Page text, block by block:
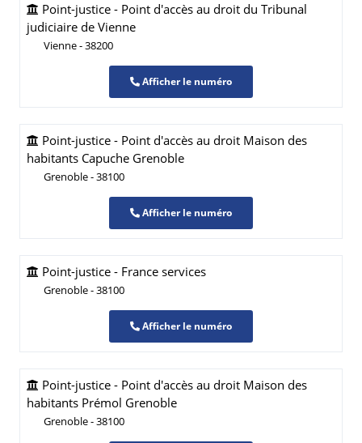
Point-justice - Point d'accès au droit du Tribunal
judiciaire de Vienne
Vienne - 38200
Afficher le numéro
Point-justice - Point d'accès au droit Maison des
habitants Capuche Grenoble
Grenoble - 38100
Afficher le numéro
Point-justice - France services
Grenoble - 38100
Afficher le numéro
Point-justice - Point d'accès au droit Maison des
habitants Prémol Grenoble
Grenoble - 38100